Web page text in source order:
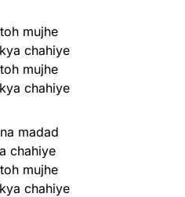
mujhe
chahiye
mujhe
chahiye
madad
chahiye
mujhe
chahiye